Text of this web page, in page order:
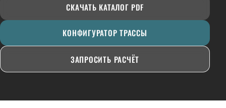
СКАЧАТЬ КАТАЛОГ PDF
КОНФИГУРАТОР ТРАССЫ
ЗАПРОСИТЬ РАСЧЁТ